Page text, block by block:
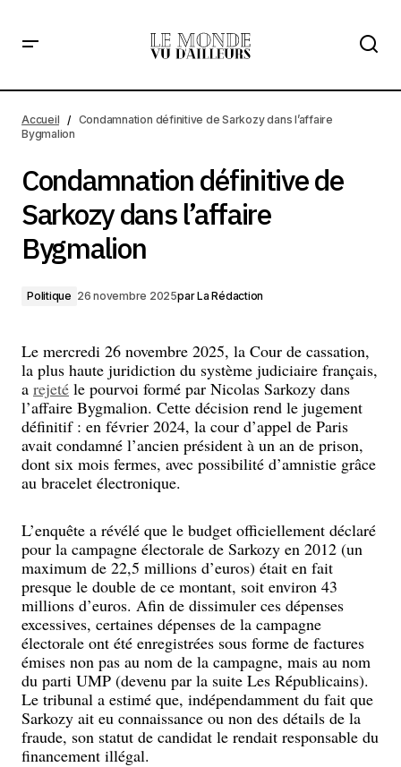
Bygmalion
Accueil
Condamnation définitive de Sarkozy dans l’affaire
Bygmalion
Condamnation définitive de
Sarkozy dans l’affaire
Bygmalion
Politique 26 novembre 2025parLa Rédaction
Le mercredi 26 novembre 2025, la Cour de cassation,
la plus haute juridiction du système judiciaire français,
a rejeté le pourvoi formé par Nicolas Sarkozy dans
l’affaire Bygmalion. Cette décision rend le jugement
définitif : en février 2024, la cour d’appel de Paris
avait condamné l’ancien président à un an de prison,
dont six mois fermes, avec possibilité d’amnistie grâce
au bracelet électronique.
L’enquête a révélé que le budget officiellement déclaré
pour la campagne électorale de Sarkozy en 2012 (un
maximum de 22,5 millions d’euros) était en fait
presque le double de ce montant, soit environ 43
millions d’euros. Afin de dissimuler ces dépenses
excessives, certaines dépenses de la campagne
électorale ont été enregistrées sous forme de factures
émises non pas au nom de la campagne, mais au nom
du parti UMP (devenu par la suite Les Républicains).
Le tribunal a estimé que, indépendamment du fait que
Sarkozy ait eu connaissance ou non des détails de la
fraude, son statut de candidat le rendait responsable du
financement illégal.